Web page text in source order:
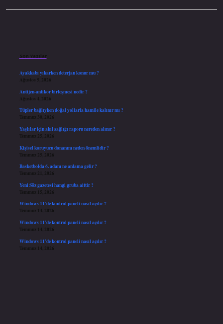
Son Yazılar
Ayakkabı yıkarken deterjan konur mu ?
Ağustos 5, 2026
Antijen-antikor birleşmesi nedir ?
Ağustos 4, 2026
Tüpler bağlıyken doğal yollarla hamile kalınır mı ?
Temmuz 30, 2026
Yaşlılar için akıl sağlığı raporu nereden alınır ?
Temmuz 25, 2026
Kişisel koruyucu donanım neden önemlidir ?
Temmuz 25, 2026
Basketbolda 6. adam ne anlama gelir ?
Temmuz 21, 2026
Yeni Söz gazetesi hangi gruba aittir ?
Temmuz 15, 2026
Windows 11’de kontrol paneli nasıl açılır ?
Temmuz 14, 2026
Windows 11’de kontrol paneli nasıl açılır ?
Temmuz 14, 2026
Windows 11’de kontrol paneli nasıl açılır ?
Temmuz 14, 2026